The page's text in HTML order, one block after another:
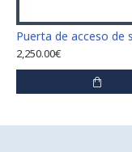
2,250.00€